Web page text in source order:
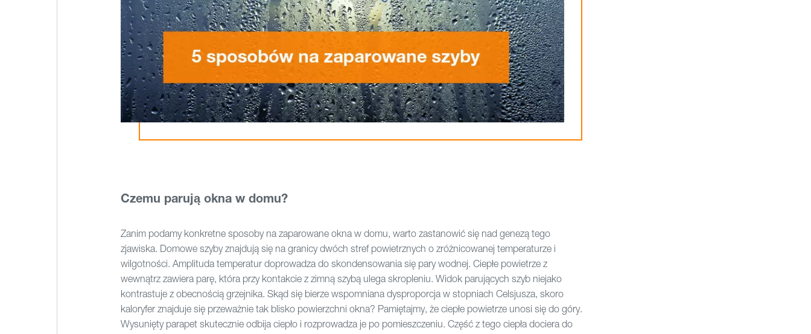
Czemu parują okna w domu?
Zanim podamy konkretne sposoby na zaparowane okna w domu, warto zastanowić się nad genezą tego
zjawiska. Domowe szyby znajdują się na granicy dwóch stref powietrznych o zróżnicowanej temperaturze i
wilgotności. Amplituda temperatur doprowadza do skondensowania się pary wodnej. Ciepłe powietrze z
wewnątrz zawiera parę, która przy kontakcie z zimną szybą ulega skropleniu. Widok parujących szyb niejako
kontrastuje z obecnością grzejnika. Skąd się bierze wspomniana dysproporcja w stopniach Celsjusza, skoro
kaloryfer znajduje się przeważnie tak blisko powierzchni okna? Pamiętajmy, że ciepłe powietrze unosi się do góry.
Wysunięty parapet skutecznie odbija ciepło i rozprowadza je po pomieszczeniu. Część z tego ciepła dociera do